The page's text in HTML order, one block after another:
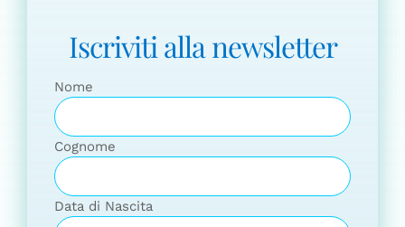
Iscriviti alla newsletter
Nome
Cognome
Data di Nascita